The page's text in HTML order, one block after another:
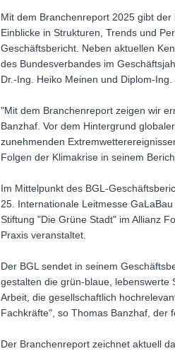
Mit dem Branchenreport 2025 gibt
Einblicke in Strukturen, Trends und
Geschäftsbericht. Neben aktuellen
des Bundesverbandes im
Dr.-Ing. Heiko Meinen und Diplom-
"Mit dem Branchenreport zeigen wir
Banzhaf. Vor dem Hintergrund
zunehmenden
Folgen der Klimakrise in seinem
Im Mittelpunkt des BGL-
25. Internationale Leitmesse
Stiftung "Die Grüne Stadt" im Allianz
Praxis veranstaltet.
Der BGL sendet in seinem
gestalten die grün-blaue, lebenswerte
Arbeit, die gesellschaftlich
Fachkräfte", so Thomas Banzhaf, der
Der Branchenreport zeichnet aktuell